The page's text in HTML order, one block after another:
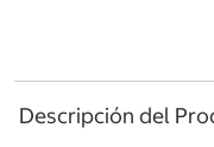
Descripción del